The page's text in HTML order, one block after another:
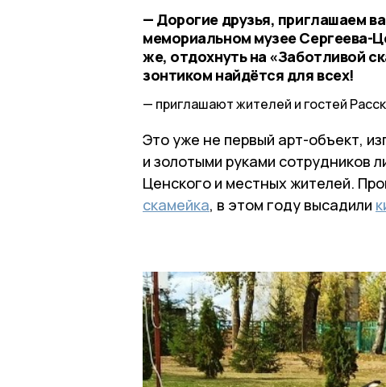
— Дорогие друзья, приглашаем
мемориальном музее Сергеева-
же, отдохнуть на «Заботливой
зонтиком найдётся для всех!
приглашают жителей и гостей
Это уже не первый арт-объект,
и золотыми руками сотрудников
Ценского и местных жителей.
скамейка, в этом году высадили